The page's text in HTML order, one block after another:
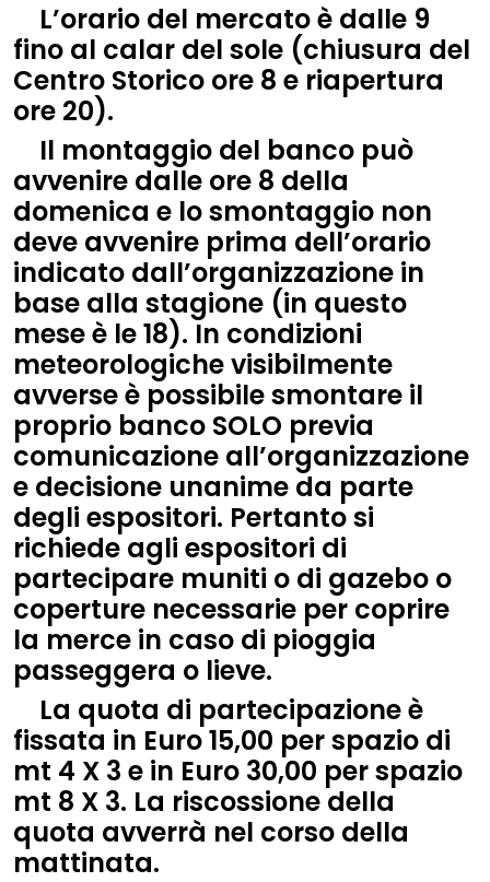
L’orario del mercato è dalle 9
fino al calar del sole (chiusura del
Centro Storico ore 8 e riapertura
ore 20).
Il montaggio del banco può
avvenire dalle ore 8 della
domenica e lo smontaggio non
deve avvenire prima dell’orario
indicato dall’organizzazione in
base alla stagione (in questo
mese è le 18). In condizioni
meteorologiche visibilmente
avverse è possibile smontare il
proprio banco SOLO previa
comunicazione all’organizzazione
e decisione unanime da parte
degli espositori. Pertanto si
richiede agli espositori di
partecipare muniti o di gazebo o
coperture necessarie per coprire
la merce in caso di pioggia
passeggera o lieve.
La quota di partecipazione è
fissata in Euro 15,00 per spazio di
mt 4 X 3 e in Euro 30,00 per spazio
mt 8 X 3. La riscossione della
quota avverrà nel corso della
mattinata.